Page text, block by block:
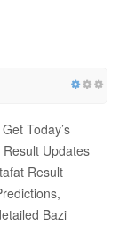
Today’s
Result Updates
Result
Bazi